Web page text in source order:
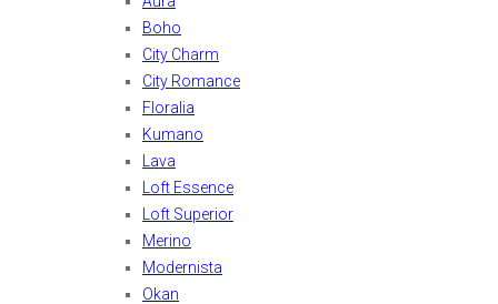
Boho
City Charm
City Romance
Floralia
Kumano
Lava
Loft Essence
Loft Superior
Merino
Modernista
Okan